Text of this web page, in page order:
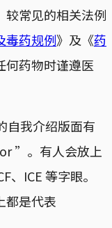
较常见的相关法例
毒药规例》及《药
何药物时谨遵医
自我介绍版面有
”。有人会放上
ICE 等字眼。
都是代表